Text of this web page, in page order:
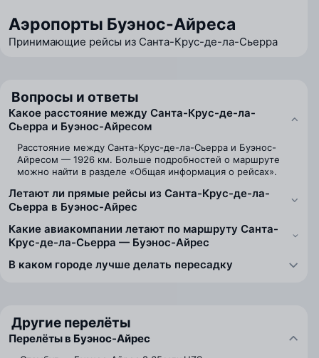
Аэропорты Буэнос-Айреса
Принимающие рейсы из Санта-Крус-де-ла-Сьерра
Вопросы и ответы
Какое расстояние между Санта-Крус-де-ла-
Сьерра и Буэнос-Айресом
Расстояние между Санта-Крус-де-ла-Сьерра и Буэнос-
Айресом — 1926 км. Больше подробностей о маршруте
можно найти в разделе «Общая информация о рейсах».
Летают ли прямые рейсы из Санта-Крус-де-ла-
Сьерра в Буэнос-Айрес
Какие авиакомпании летают по маршруту Санта-
Крус-де-ла-Сьерра — Буэнос-Айрес
В каком городе лучше делать пересадку
Другие перелёты
Перелёты в Буэнос-Айрес